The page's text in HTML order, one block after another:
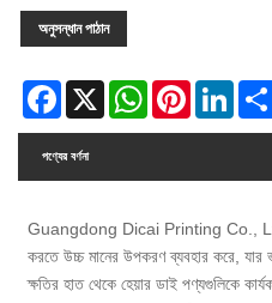
অনুসন্ধান পাঠান
Facebook WhatsAppPinterest
পণ্যের বর্ণনা
Guangdong Dicai Printing Co., Ltd.
করতে উচ্চ মানের উপকরণ ব্যবহার করে, যার
ক্ষতির হাত থেকে হেয়ার ডাই পণ্যগুলিকে